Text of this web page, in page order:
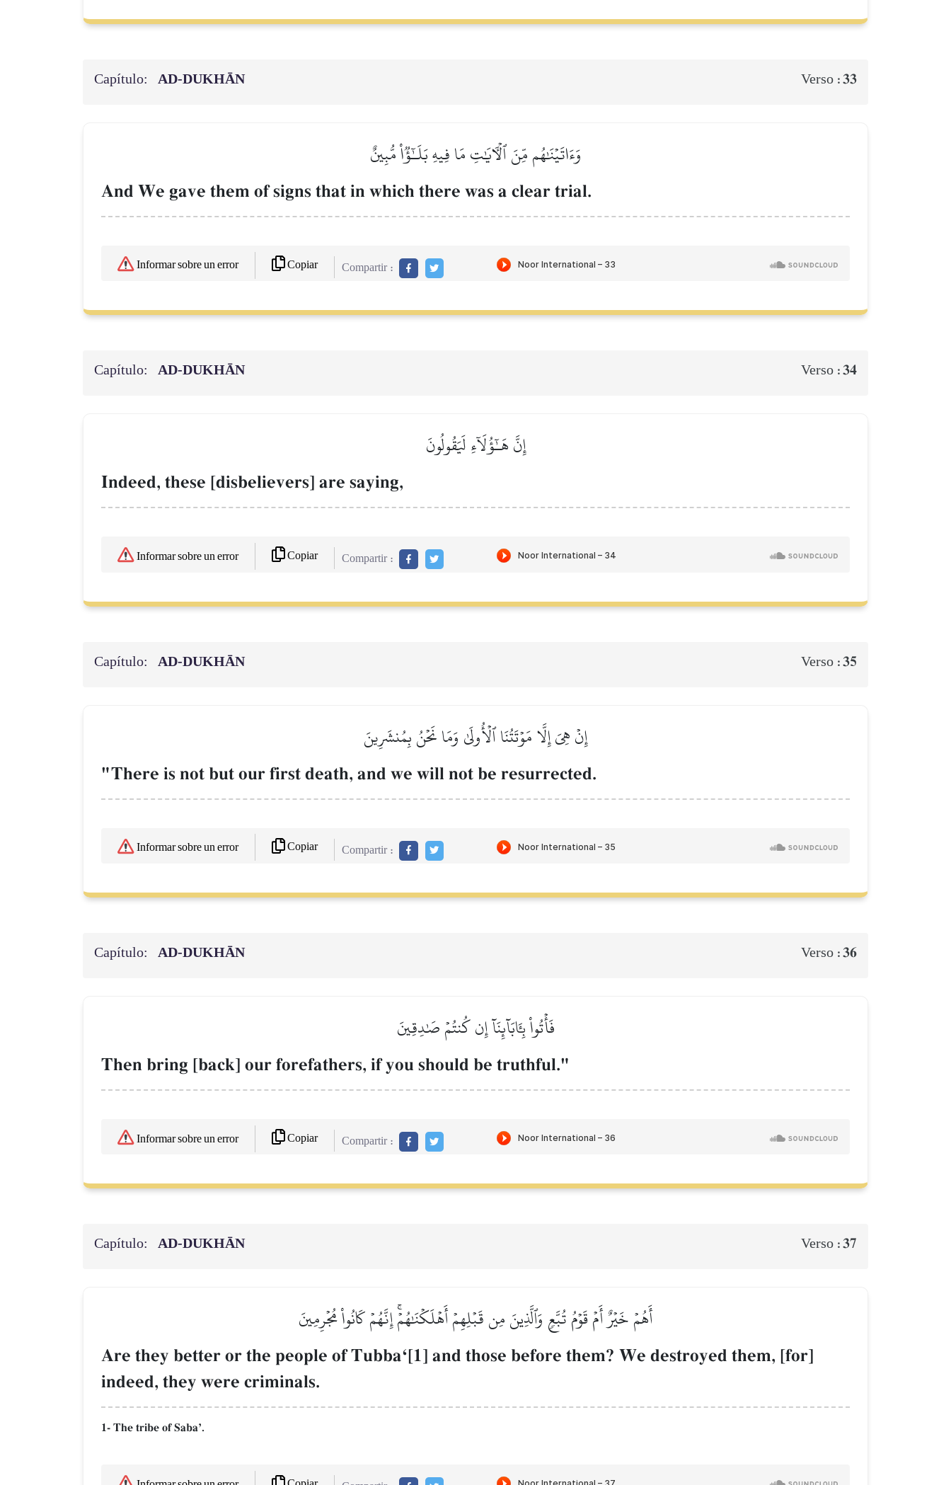
Capítulo: AD-DUKHĀN Verso :33
وَءَاتَيۡنَٰهُم مِّنَ ٱلۡأٓيَٰتِ مَا فِيهِ بَلَـٰٓؤٞاْ مُّبِينٌ
And We gave them of signs that in which there was a clear trial.
Informar sobre un error Copiar Compartir :
Capítulo: AD-DUKHĀN Verso :34
إِنَّ هَـٰٓؤُلَآءِ لَيَقُولُونَ
Indeed, these [disbelievers] are saying,
Informar sobre un error Copiar Compartir :
Capítulo: AD-DUKHĀN Verso :35
إِنۡ هِيَ إِلَّا مَوۡتَتُنَا ٱلۡأُولَىٰ وَمَا نَحۡنُ بِمُنشَرِينَ
"There is not but our first death, and we will not be resurrected.
Informar sobre un error Copiar Compartir :
Capítulo: AD-DUKHĀN Verso :36
فَأۡتُواْ بِـَٔابَآئِنَآ إِن كُنتُمۡ صَٰدِقِينَ
Then bring [back] our forefathers, if you should be truthful."
Informar sobre un error Copiar Compartir :
Capítulo: AD-DUKHĀN Verso :37
أَهُمۡ خَيۡرٌ أَمۡ قَوۡمُ تُبَّعٖ وَٱلَّذِينَ مِن قَبۡلِهِمۡ أَهۡلَكۡنَٰهُمۡۚ إِنَّهُمۡ كَانُواْ مُجۡرِمِينَ
Are they better or the people of TubbaÔ[1] and those before them? We destroyed them, [for]
indeed, they were criminals.
1- The tribe of SabaÕ.